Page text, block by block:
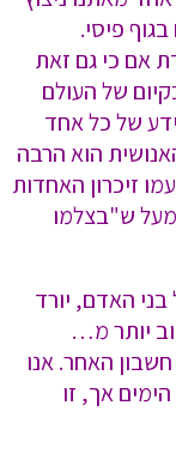
פיסי.
אם כי גם זאת
של העולם
של כל אחד
הוא הרבה
זיכרון האחדות
ש"בצלמו
האדם, יורד
יותר מ…
חשבון האחר. אנו
אך, זו